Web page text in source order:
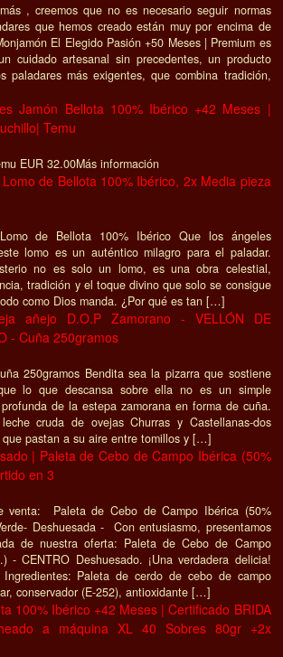
, creemos que no es necesario seguir normas
que hemos creado están muy por encima de
El Elegido Pasión +50 Meses | Premium es
cuidado artesanal sin precedentes, un producto
paladares más exigentes, que combina tradición,
Jamón Bellota 100% Ibérico +42 Meses |
Temu
EUR 32.00Más información
de Bellota 100% Ibérico, 2x Media pieza
de Bellota 100% Ibérico Que los ángeles
lomo es un auténtico milagro para el paladar.
no es solo un lomo, es una obra celestial,
tradición y el toque divino que solo se consigue
como Dios manda. ¿Por qué es tan […]
añejo D.O.P Zamorano - VELLÓN DE
- Cuña 250gramos
250gramos Bendita sea la pizarra que sostiene
lo que descansa sobre ella no es un simple
de la estepa zamorana en forma de cuña.
cruda de ovejas Churras y Castellanas-dos
que pastan a su aire entre tomillos y […]
| Paleta de Cebo de Campo Ibérica (50%
en 3
venta: Paleta de Cebo de Campo Ibérica (50%
Deshuesada - Con entusiasmo, presentamos
de nuestra oferta: Paleta de Cebo de Campo
- CENTRO Deshuesado. ¡Una verdadera delicia!
Ingredientes: Paleta de cerdo de cebo de campo
conservador (E-252), antioxidante […]
100% Ibérico +42 Meses | Certificado BRIDA
a máquina XL 40 Sobres 80gr +2x